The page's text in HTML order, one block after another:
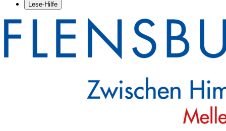
Lese-Hilfe